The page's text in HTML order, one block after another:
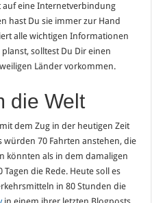
eine Internetverbindung
hast Du sie immer zur Hand
alle wichtigen Informationen
solltest Du Dir einen
Länder vorkommen.
die Welt
mit dem Zug in der heutigen Zeit
würden 70 Fahrten anstehen, die
könnten als in dem damaligen
die Rede. Heute soll es
in 80 Stunden die